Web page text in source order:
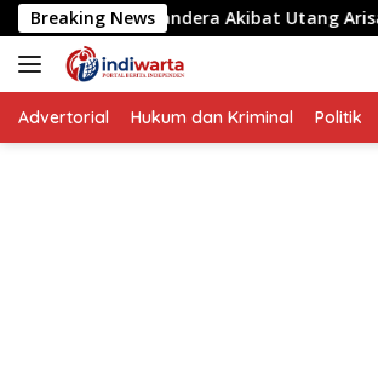
Langsung
ke
konten
Breaking News
Disandera Akibat Utang Arisan Ibunya
Advertorial Hukum dan Kriminal Politik